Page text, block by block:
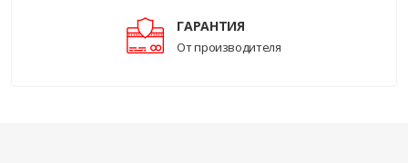
ГАРАНТИЯ
От производителя